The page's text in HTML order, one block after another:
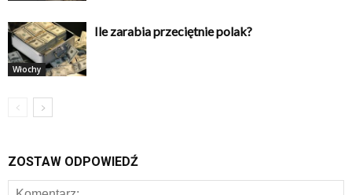
Włochy
Ile zarabia przeciętnie polak?
ZOSTAW ODPOWIEDŹ